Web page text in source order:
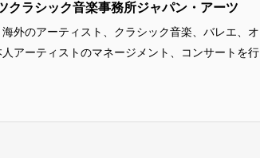
クラシック音楽事務所ジャパン・アーツ
外のアーティスト、クラシック音楽、バレエ、オ
アーティストのマネージメント、コンサートを行